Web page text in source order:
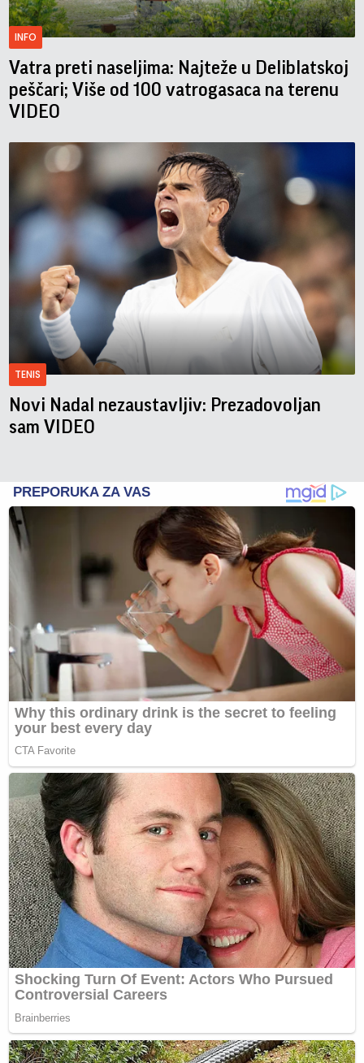
INFO
Vatra preti naseljima: Najteže u Deliblatskoj
peščari; Više od 100 vatrogasaca na terenu
VIDEO
TENIS
Novi Nadal nezaustavljiv: Prezadovoljan
sam VIDEO